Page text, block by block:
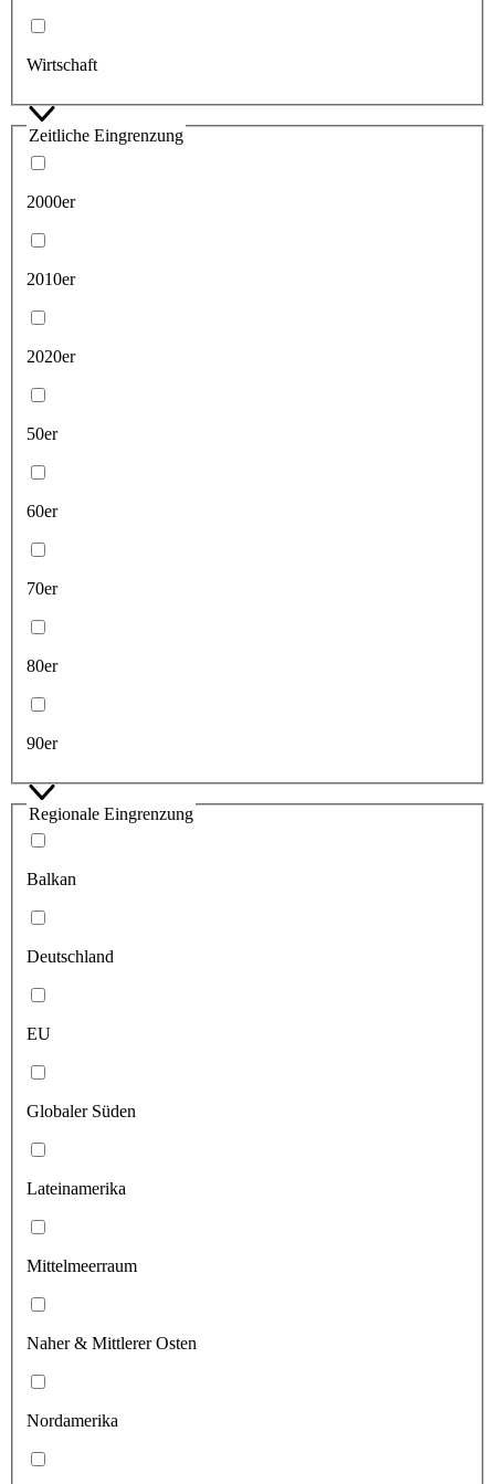
Wirtschaft
Zeitliche Eingrenzung
2000er
2010er
2020er
50er
60er
70er
80er
90er
Regionale Eingrenzung
Balkan
Deutschland
EU
Globaler Süden
Lateinamerika
Mittelmeerraum
Naher & Mittlerer Osten
Nordamerika